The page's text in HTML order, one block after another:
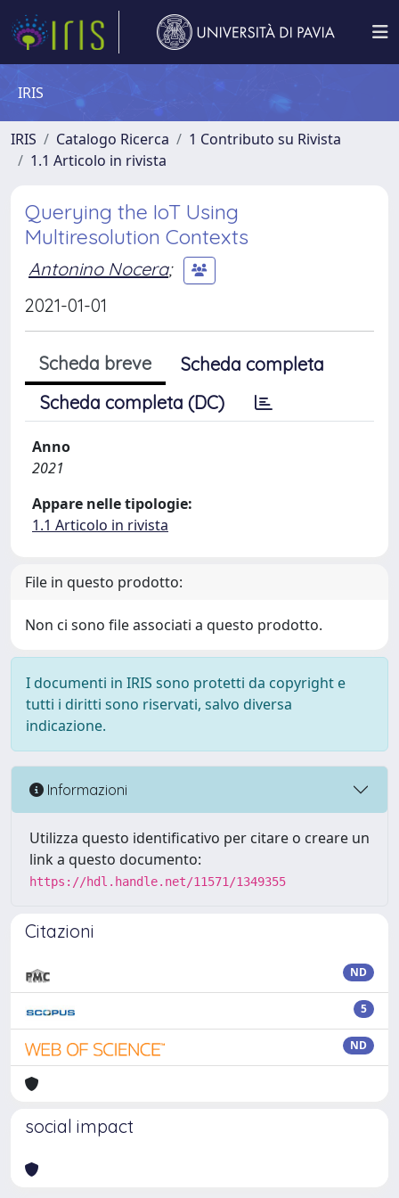
IRIS
IRIS Catalogo Ricerca
1 Contributo su Rivista
1.1 Articolo in rivista
Querying the IoT Using
Multiresolution Contexts
Antonino Nocera;
2021-01-01
Scheda breve
Scheda completa
Scheda completa (DC)
Anno
2021
Appare nelle tipologie:
1.1 Articolo in rivista
File in questo prodotto:
Non ci sono file associati a questo prodotto.
I documenti in IRIS sono protetti da copyright e
tutti i diritti sono riservati, salvo diversa
indicazione.
Informazioni
Utilizza questo identificativo per citare o creare un
link a questo documento:
https://hdl.handle.net/11571/1349355
Citazioni
ND
5
ND
social impact